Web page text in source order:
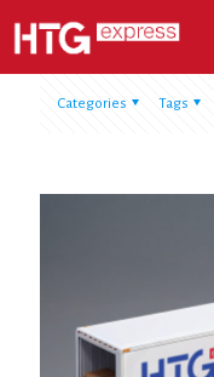
Categories Tags